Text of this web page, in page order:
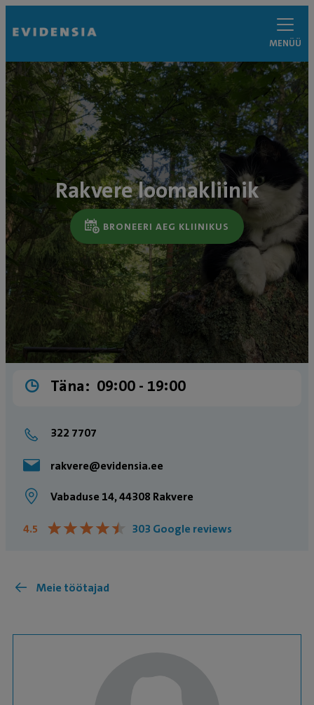
MENÜÜ
Rakvere loomakliinik
BRONEERI AEG KLIINIKUS
Täna: 09:00 ­- 19:00
322 7707
rakvere@evidensia.ee
Vabaduse 14, 44308 Rakvere
4.5 ★★★★★
★★★★★ 303 Google reviews
Meie töötajad